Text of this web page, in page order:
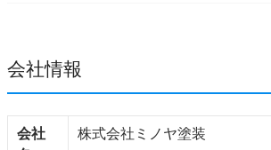
会社情報
会社
株式会社ミノヤ塗装